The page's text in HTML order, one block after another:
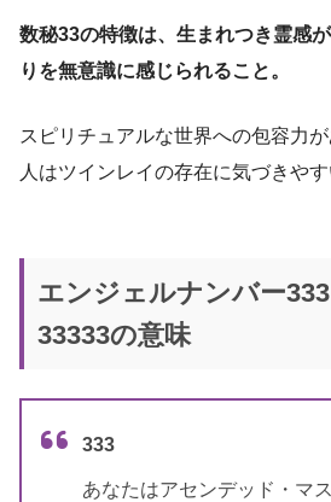
数秘33の特徴は、生まれつき霊感
りを無意識に感じられること。
スピリチュアルな世界への包容力
人はツインレイの存在に気づきやす
エンジェルナンバー333
33333の意味
333
あなたはアセンデッド・マ